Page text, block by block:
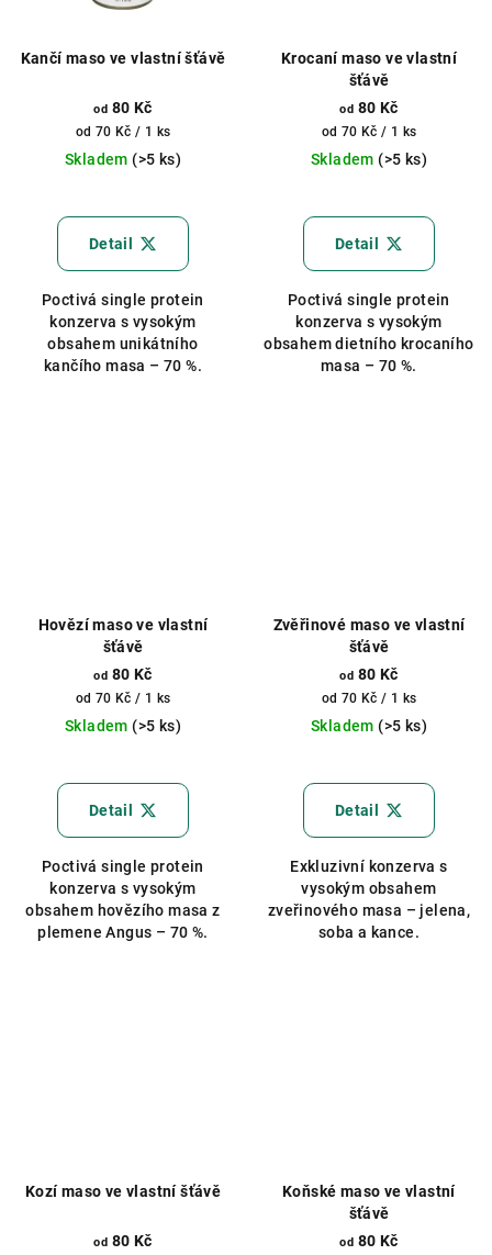
Kančí maso ve vlastní šťávě
od 80 Kč
Měrná
cena:
od 70 Kč / 1 ks
Skladem (>5 ks)
hodnocení
produktu
z
5
hvězdiček.
Detail
Poctivá single protein
konzerva s vysokým
obsahem unikátního
kančího masa – 70 %.
Krocaní maso ve vlastní
šťávě
od 80 Kč
Měrná
cena:
od 70 Kč / 1 ks
Skladem (>5 ks)
Detail
Poctivá single protein
konzerva s vysokým
obsahem dietního krocaního
masa – 70 %.
Hovězí maso ve vlastní
šťávě
od 80 Kč
Měrná
cena:
od 70 Kč / 1 ks
Skladem (>5 ks)
hodnocení
produktu
z
5
hvězdiček.
Detail
Poctivá single protein
konzerva s vysokým
obsahem hovězího masa z
plemene Angus – 70 %.
Zvěřinové maso ve vlastní
šťávě
od 80 Kč
Měrná
cena:
od 70 Kč / 1 ks
Skladem (>5 ks)
hodnocení
produktu
z
5
hvězdiček.
Detail
Exkluzivní konzerva s
vysokým obsahem
zveřinového masa – jelena,
soba a kance.
Kozí maso ve vlastní šťávě
od 80 Kč
Koňské maso ve vlastní
šťávě
od 80 Kč